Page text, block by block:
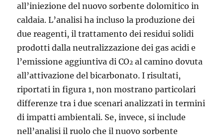
all’iniezione del nuovo sorbente dolomitico in
caldaia. L’analisi ha incluso la produzione dei
due reagenti, il trattamento dei residui solidi
prodotti dalla neutralizzazione dei gas acidi e
l’emissione aggiuntiva di CO2 al camino dovuta
all’attivazione del bicarbonato. I risultati,
riportati in figura 1, non mostrano particolari
differenze tra i due scenari analizzati in termini
di impatti ambientali. Se, invece, si include
nell’analisi il ruolo che il nuovo sorbente